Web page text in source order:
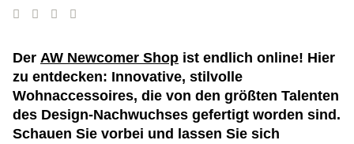
Der AW Newcomer Shop ist endlich online! Hier
zu entdecken: Innovative, stilvolle
Wohnaccessoires, die von den größten Talenten
des Design-Nachwuchses gefertigt worden sind.
Schauen Sie vorbei und lassen Sie sich